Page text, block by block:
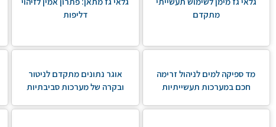
מתקדם
דליפות
מד ספיקה למים לניהול זרימה
חכם במערכות תעשייתיות
אוגר נתונים מתקדם לניטור
ובקרה של מערכות סביבתיות